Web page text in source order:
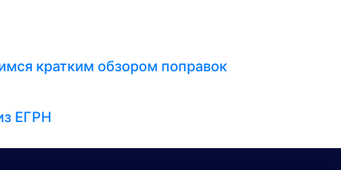
кратким обзором поправок
ЕГРН